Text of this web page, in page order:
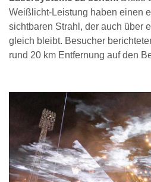
Weißlicht-Leistung haben einen
sichtbaren Strahl, der auch über
gleich bleibt. Besucher
rund 20 km Entfernung auf den